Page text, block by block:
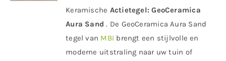
Keramische Actietegel: GeoCeramica
Aura Sand. De GeoCeramica Aura Sand
tegel van MBI brengt een stijlvolle en
moderne uitstraling naar uw tuin of